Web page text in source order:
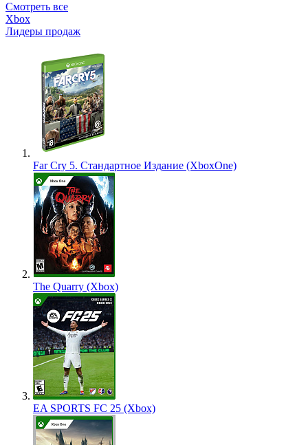
Смотреть все
Xbox
Лидеры продаж
Far Cry 5. Стандартное Издание (XboxOne)
The Quarry (Xbox)
EA SPORTS FC 25 (Xbox)